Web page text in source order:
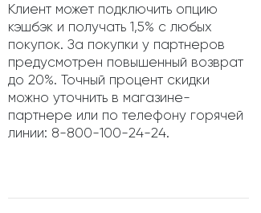
Клиент может подключить опцию
кэшбэк и получать 1,5% с любых
покупок. За покупки у партнеров
предусмотрен повышенный возврат
до 20%. Точный процент скидки
можно уточнить в магазине-
партнере или по телефону горячей
линии: 8-800-100-24-24.